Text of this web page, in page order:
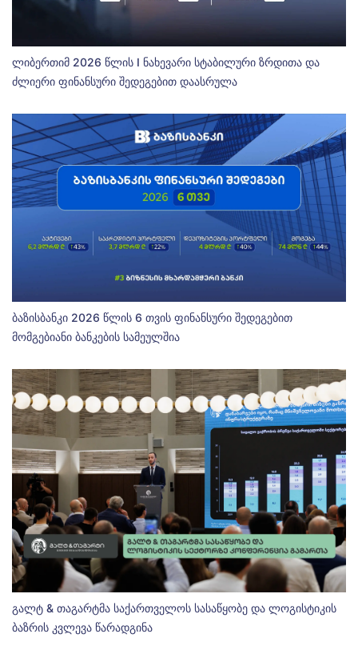
ლიბერთიმ 2026 წლის I ნახევარი სტაბილური ზრდითა და
ძლიერი ფინანსური შედეგებით დაასრულა
ბაზისბანკი 2026 წლის 6 თვის ფინანსური შედეგებით
მომგებიანი ბანკების სამეულშია
გალტ & თაგარტმა საქართველოს სასაწყობე და ლოგისტიკის
ბაზრის კვლევა წარადგინა